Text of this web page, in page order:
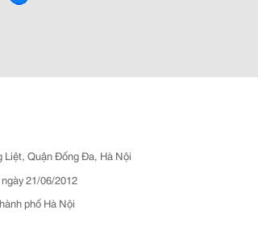
Liệt, Quận Đống Đa, Hà Nội
21/06/2012
phố Hà Nội